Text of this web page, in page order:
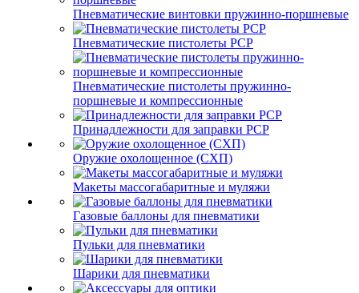
Пневматические винтовки пружинно-поршневые
Пневматические пистолеты PCP
Пневматические пистолеты пружинно-
поршневые и компрессионные
Принадлежности для заправки PCP
Оружие охолощенное (СХП)
Макеты массогабаритные и муляжи
Газовые баллоны для пневматики
Пульки для пневматики
Шарики для пневматики